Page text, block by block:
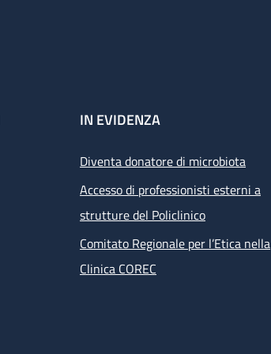
IN EVIDENZA
Diventa donatore di microbiota
Accesso di professionisti esterni a
strutture del Policlinico
Comitato Regionale per l’Etica nella
Clinica COREC